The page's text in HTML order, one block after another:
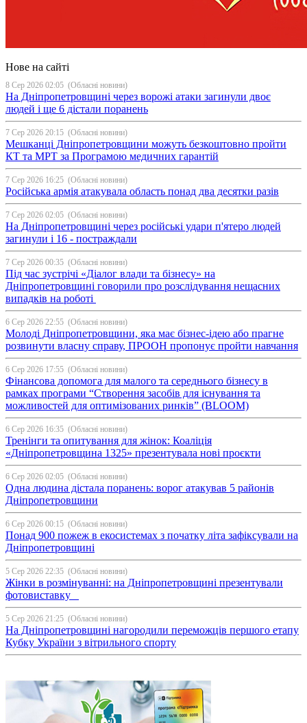
Нове на сайті
8 Сер 2026 02:05 (Обласні новини)
На Дніпропетровщині через ворожі атаки загинули двоє
людей і ще 6 дістали поранень
7 Сер 2026 20:15 (Обласні новини)
Мешканці Дніпропетровщини можуть безкоштовно пройти
КТ та МРТ за Програмою медичних гарантій
7 Сер 2026 16:25 (Обласні новини)
Російська армія атакувала область понад два десятки разів
7 Сер 2026 02:05 (Обласні новини)
На Дніпропетровщині через російські удари п'ятеро людей
загинули і 16 - постраждали
7 Сер 2026 00:35 (Обласні новини)
Під час зустрічі «Діалог влади та бізнесу» на
Дніпропетровщині говорили про розслідування нещасних
випадків на роботі
6 Сер 2026 22:55 (Обласні новини)
Молоді Дніпропетровщини, яка має бізнес-ідею або прагне
розвинути власну справу, ПРООН пропонує пройти навчання
6 Сер 2026 17:55 (Обласні новини)
Фінансова допомога для малого та середнього бізнесу в
рамках програми “Створення засобів для існування та
можливостей для оптимізованих ринків” (BLOOM)
6 Сер 2026 16:35 (Обласні новини)
Тренінги та опитування для жінок: Коаліція
«Дніпропетровщина 1325» презентувала нові проєкти
6 Сер 2026 02:05 (Обласні новини)
Одна людина дістала поранень: ворог атакував 5 районів
Дніпропетровщини
6 Сер 2026 00:15 (Обласні новини)
Понад 900 пожеж в екосистемах з початку літа зафіксували на
Дніпропетровщині
5 Сер 2026 22:35 (Обласні новини)
Жінки в розмінуванні: на Дніпропетровщині презентували
фотовиставку
5 Сер 2026 21:25 (Обласні новини)
На Дніпропетровщині нагородили переможців першого етапу
Кубку України з вітрильного спорту